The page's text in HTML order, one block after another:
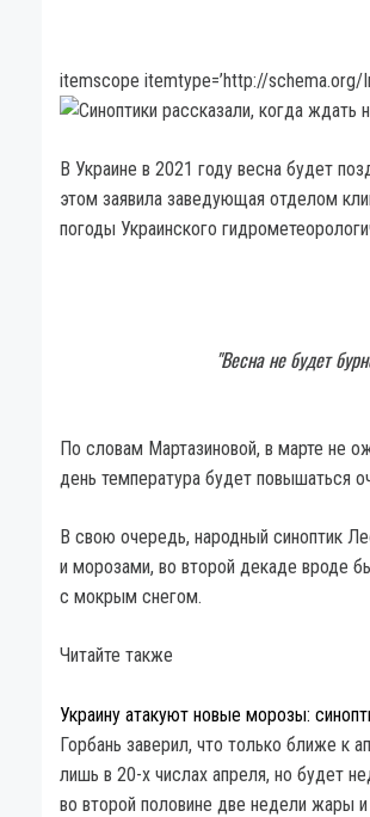
itemscope itemtype=’http://schema.org/
В Украине в 2021 году весна будет
этом заявила заведующая отделом
погоды Украинского
"Весна не будет
По словам Мартазиновой, в марте не
день температура будет повышаться
В свою очередь, народный синоптик
и морозами, во второй декаде вроде
с мокрым снегом.
Читайте также
Украину атакуют новые морозы:
Горбань заверил, что только ближе к
лишь в 20-х числах апреля, но будет
во второй половине две недели жары